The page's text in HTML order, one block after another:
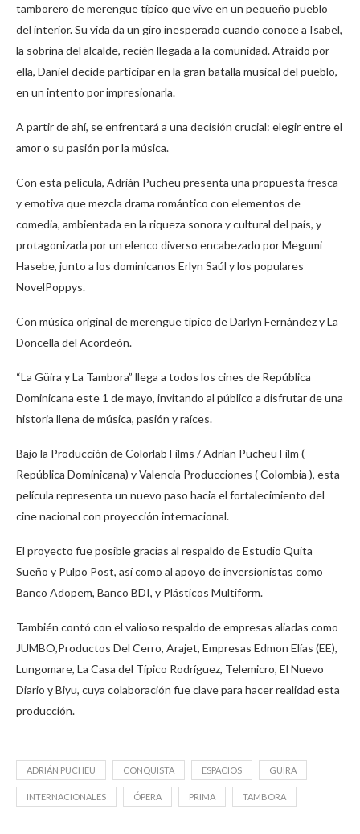
tamborero de merengue típico que vive en un pequeño pueblo
del interior. Su vida da un giro inesperado cuando conoce a Isabel,
la sobrina del alcalde, recién llegada a la comunidad. Atraído por
ella, Daniel decide participar en la gran batalla musical del pueblo,
en un intento por impresionarla.
A partir de ahí, se enfrentará a una decisión crucial: elegir entre el
amor o su pasión por la música.
Con esta película, Adrián Pucheu presenta una propuesta fresca
y emotiva que mezcla drama romántico con elementos de
comedia, ambientada en la riqueza sonora y cultural del país, y
protagonizada por un elenco diverso encabezado por Megumi
Hasebe, junto a los dominicanos Erlyn Saúl y los populares
NovelPoppys.
Con música original de merengue típico de Darlyn Fernández y La
Doncella del Acordeón.
“La Güira y La Tambora” llega a todos los cines de República
Dominicana este 1 de mayo, invitando al público a disfrutar de una
historia llena de música, pasión y raíces.
Bajo la Producción de Colorlab Films / Adrian Pucheu Film (
República Dominicana) y Valencia Producciones ( Colombia ), esta
película representa un nuevo paso hacia el fortalecimiento del
cine nacional con proyección internacional.
El proyecto fue posible gracias al respaldo de Estudio Quita
Sueño y Pulpo Post, así como al apoyo de inversionistas como
Banco Adopem, Banco BDI, y Plásticos Multiform.
También contó con el valioso respaldo de empresas aliadas como
JUMBO,Productos Del Cerro, Arajet, Empresas Edmon Elías (EE),
Lungomare, La Casa del Típico Rodríguez, Telemicro, El Nuevo
Diario y Biyu, cuya colaboración fue clave para hacer realidad esta
producción.
ADRIÁN PUCHEU CONQUISTA ESPACIOS GÜIRA
INTERNACIONALES ÓPERA PRIMA TAMBORA